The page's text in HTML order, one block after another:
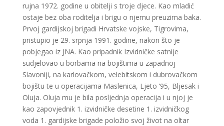
rujna 1972. godine u obitelji s troje djece. Kao mladić
ostaje bez oba roditelja i brigu o njemu preuzima baka.
Prvoj gardijskoj brigadi Hrvatske vojske, Tigrovima,
pristupio je 29. srpnja 1991. godine, nakon što je
pobjegao iz JNA. Kao pripadnik Izvidničke satnije
sudjelovao u borbama na bojištima u zapadnoj
Slavoniji, na karlovačkom, velebitskom i dubrovačkom
bojištu te u operacijama Maslenica, Ljeto ’95, Bljesak i
Oluja. Oluja mu je bila posljednja operacija i u njoj je
kao zapovjednik 1. izvidničke desetine 1. izvidničkog
voda 1. gardijske brigade položio svoj život na oltar